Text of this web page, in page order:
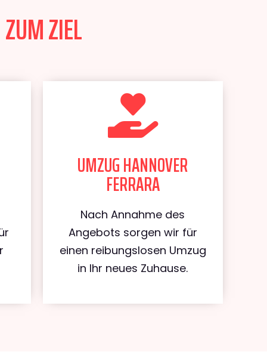
ZIEL
UMZUG HANNOVER
FERRARA
Nach Annahme des
Angebots sorgen wir für
einen reibungslosen Umzug
in Ihr neues Zuhause.